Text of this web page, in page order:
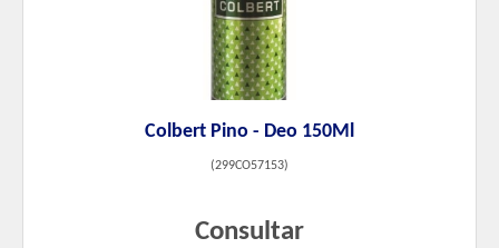
Colbert Pino - Deo 150Ml
(299CO57153)
Consultar